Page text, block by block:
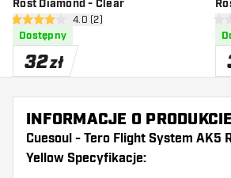
Rost Diamond - Clear
otwórz panel recenzji
4 gwiazdki oceny4.0 (2)
Dostępny
32zł
0
INFORMACJE O PRODUKCIE
Cuesoul - Tero Flight System AK5
Yellow Specyfikacje: